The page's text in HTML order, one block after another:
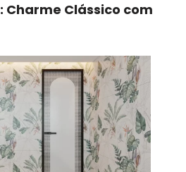
: Charme Clássico com